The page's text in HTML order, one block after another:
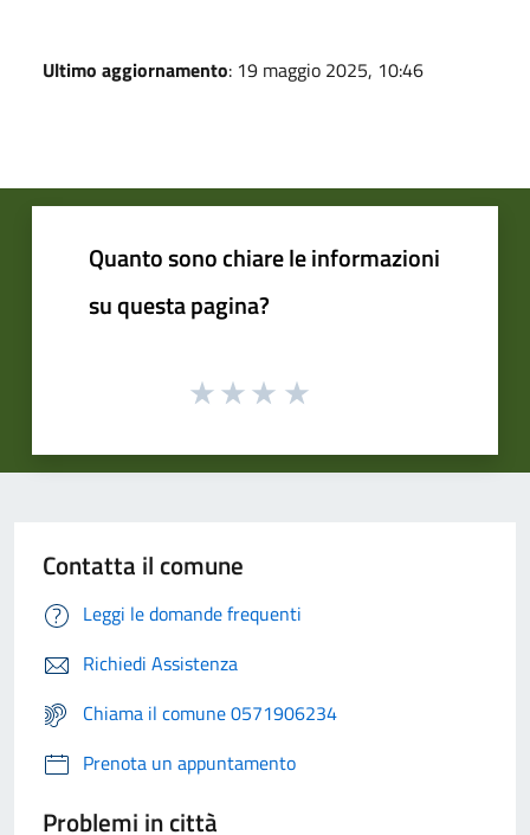
Ultimo aggiornamento: 19 maggio 2025, 10:46
Quanto sono chiare le informazioni
su questa pagina?
Contatta il comune
Leggi le domande frequenti
Richiedi Assistenza
Chiama il comune 0571906234
Prenota un appuntamento
Problemi in città